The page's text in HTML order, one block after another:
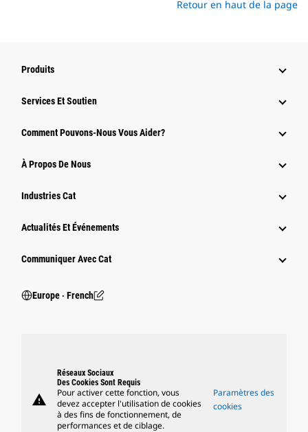
Retour en haut de la page
Produits
Services Et Soutien
Comment Pouvons-Nous Vous Aider?
À Propos De Nous
Industries Cat
Actualités Et Événements
Communiquer Avec Cat
Europe ‧ French
warning
Réseaux Sociaux
Des Cookies Sont Requis
Pour activer cette fonction, vous
devez accepter l'utilisation de cookies
à des fins de fonctionnement, de
performances et de ciblage.
Paramètres des
cookies